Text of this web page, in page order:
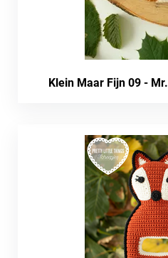
Klein Maar Fijn 09 -